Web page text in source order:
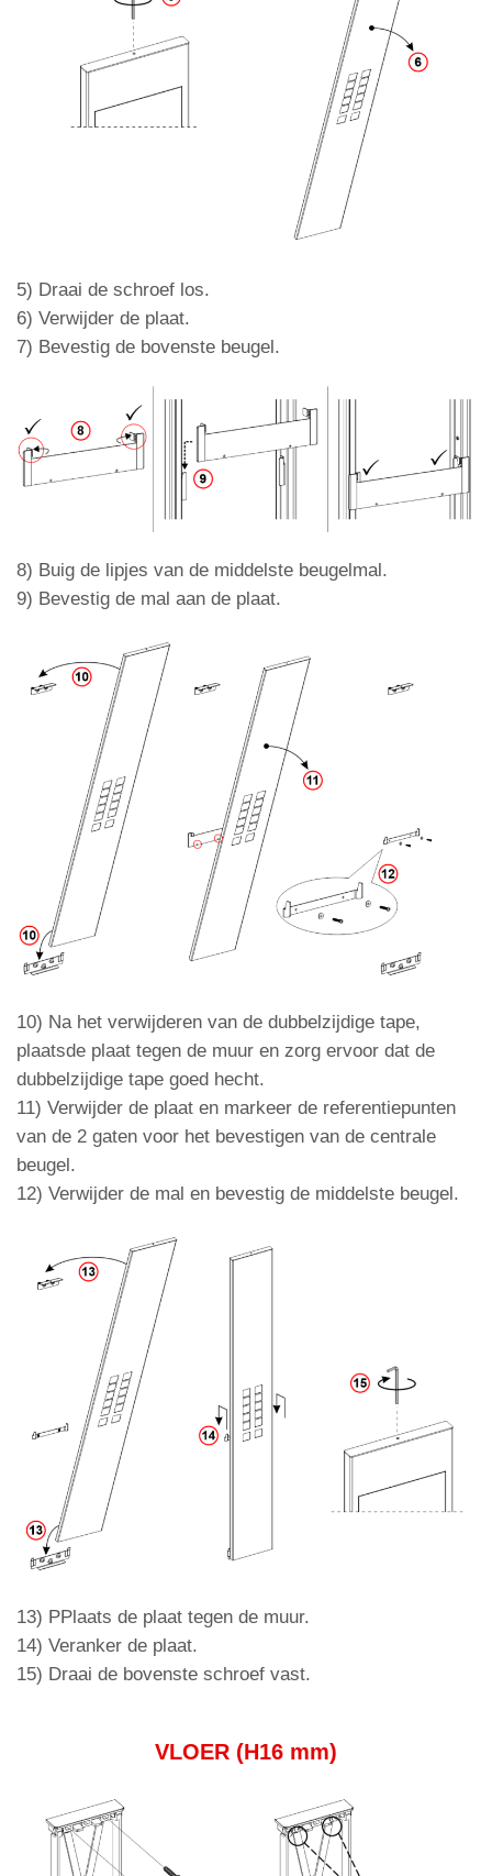
5) Draai de schroef los.
6) Verwijder de plaat.
7) Bevestig de bovenste beugel.
8) Buig de lipjes van de middelste beugelmal.
9) Bevestig de mal aan de plaat.
10) Na het verwijderen van de dubbelzijdige tape,
plaatsde plaat tegen de muur en zorg ervoor dat de
dubbelzijdige tape goed hecht.
11) Verwijder de plaat en markeer de referentiepunten
van de 2 gaten voor het bevestigen van de centrale
beugel.
12) Verwijder de mal en bevestig de middelste beugel.
13) PPlaats de plaat tegen de muur.
14) Veranker de plaat.
15) Draai de bovenste schroef vast.
VLOER (H16 mm)